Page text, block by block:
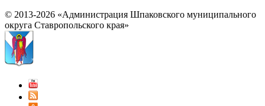
© 2013-2026 «Администрация Шпаковского муниципального
округа Ставропольского края»